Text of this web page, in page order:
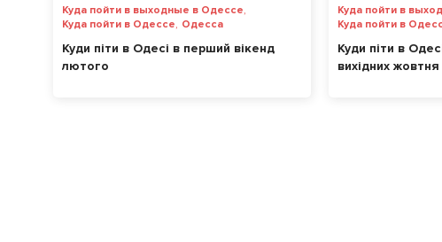
Куда пойти в выходные в Одессе,
Куда пойти в Одессе, Одесса
Куди піти в Одесі в перший вікенд
лютого
Куда пойти в
Куда пойти в
Куди піти в
вихідних жовтня